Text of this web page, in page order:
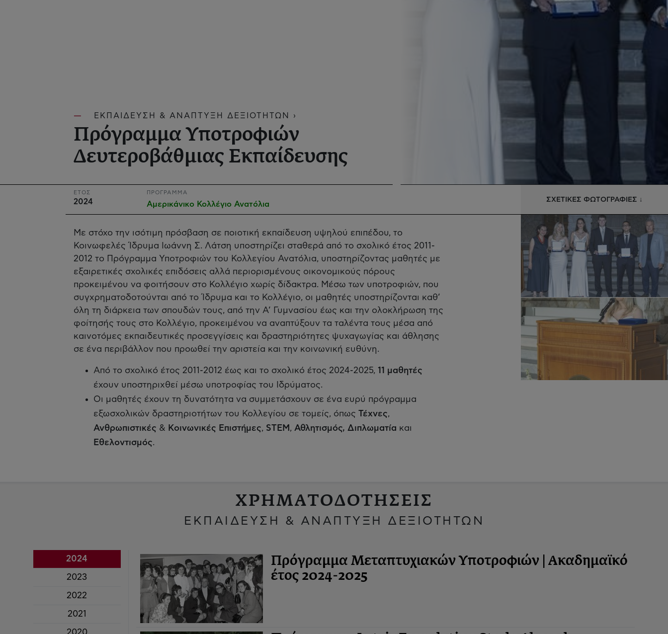
ΕΚΠΑΙΔΕΥΣΗ & ΑΝΑΠΤΥΞΗ ΔΕΞΙΟΤΗΤΩΝ ›
Πρόγραμμα Υποτροφιών
Δευτεροβάθμιας Εκπαίδευσης
ΕΤΟΣ
2024
ΠΡΟΓΡΑΜΜΑ
Αμερικάνικο Κολλέγιο Ανατόλια
ΣΧΕΤΙΚΕΣ ΦΩΤΟΓΡΑΦΙΕΣ ↓
Με στόχο την ισότιμη πρόσβαση σε ποιοτική εκπαίδευση υψηλού επιπέδου, το
Κοινωφελές Ίδρυμα Ιωάννη Σ. Λάτση υποστηρίζει σταθερά από το σχολικό έτος 2011-
2012 το Πρόγραμμα Υποτροφιών του Κολλεγίου Ανατόλια, υποστηρίζοντας μαθητές με
εξαιρετικές σχολικές επιδόσεις αλλά περιορισμένους οικονομικούς πόρους
προκειμένου να φοιτήσουν στο Κολλέγιο χωρίς δίδακτρα. Μέσω των υποτροφιών, που
συγχρηματοδοτούνται από το Ίδρυμα και το Κολλέγιο, οι μαθητές υποστηρίζονται καθ’
όλη τη διάρκεια των σπουδών τους, από την Α’ Γυμνασίου έως και την ολοκλήρωση της
φοίτησής τους στο Κολλέγιο, προκειμένου να αναπτύξουν τα ταλέντα τους μέσα από
καινοτόμες εκπαιδευτικές προσεγγίσεις και δραστηριότητες ψυχαγωγίας και άθλησης
σε ένα περιβάλλον που προωθεί την αριστεία και την κοινωνική ευθύνη.
Από το σχολικό έτος 2011-2012 έως και το σχολικό έτος 2024-2025, 11 μαθητές
έχουν υποστηριχθεί μέσω υποτροφίας του Ιδρύματος.
Οι μαθητές έχουν τη δυνατότητα να συμμετάσχουν σε ένα ευρύ πρόγραμμα
εξωσχολικών δραστηριοτήτων του Κολλεγίου σε τομείς, όπως Τέχνες,
Ανθρωπιστικές & Κοινωνικές Επιστήμες, STEM , Αθλητισμός, Διπλωματία και
Εθελοντισμός.
ΧΡΗΜΑΤΟΔΟΤΗΣΕΙΣ
ΕΚΠΑΙΔΕΥΣΗ & ΑΝΑΠΤΥΞΗ ΔΕΞΙΟΤΗΤΩΝ
2024
2023
2022
2021
Πρόγραμμα Μεταπτυχιακών Υποτροφιών | Ακαδημαϊκό
έτος 2024-2025